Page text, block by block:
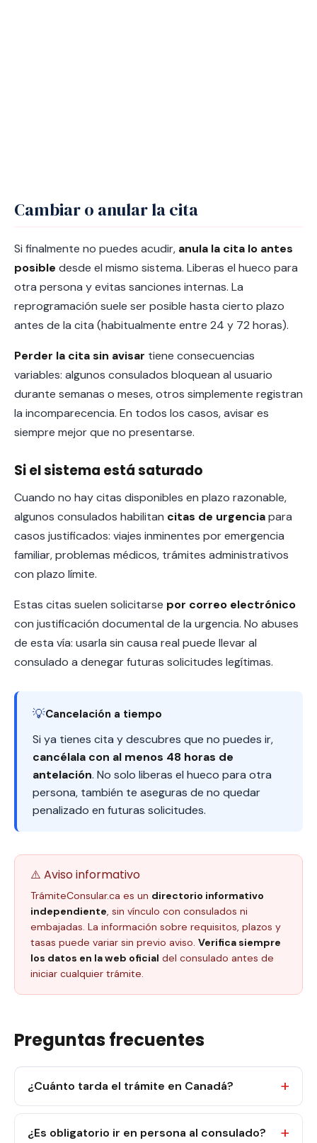
Cambiar o anular la cita
Si finalmente no puedes acudir, anula la cita lo antes
posible desde el mismo sistema. Liberas el hueco para
otra persona y evitas sanciones internas. La
reprogramación suele ser posible hasta cierto plazo
antes de la cita (habitualmente entre 24 y 72 horas).
Perder la cita sin avisar tiene consecuencias
variables: algunos consulados bloquean al usuario
durante semanas o meses, otros simplemente registran
la incomparecencia. En todos los casos, avisar es
siempre mejor que no presentarse.
Si el sistema está saturado
Cuando no hay citas disponibles en plazo razonable,
algunos consulados habilitan citas de urgenciapara
casos justificados: viajes inminentes por emergencia
familiar, problemas médicos, trámites administrativos
con plazo límite.
Estas citas suelen solicitarse por correo electrónico
con justificación documental de la urgencia. No abuses
de esta vía: usarla sin causa real puede llevar al
consulado a denegar futuras solicitudes legítimas.
💡Cancelación a tiempo
Si ya tienes cita y descubres que no puedes ir,
cancélala con al menos 48 horas de
antelación. No solo liberas el hueco para otra
persona, también te aseguras de no quedar
penalizado en futuras solicitudes.
⚠️ Aviso informativo
TrámiteConsular.ca es un directorio informativo
independiente, sin vínculo con consulados ni
embajadas. La información sobre requisitos, plazos y
tasas puede variar sin previo aviso. Verifica siempre
los datos en la web oficial del consulado antes de
iniciar cualquier trámite.
Preguntas frecuentes
¿Cuánto tarda el trámite en Canadá?
¿Es obligatorio ir en persona al consulado?